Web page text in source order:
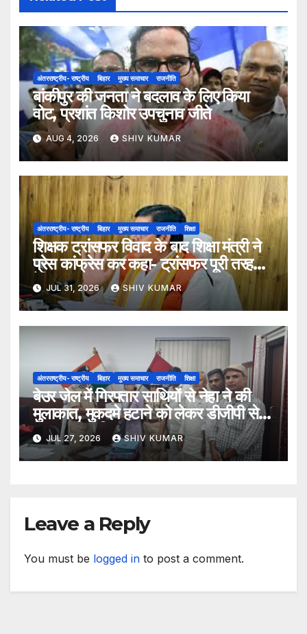
अंतरराष्ट्रीय- राष्ट्रीय बिहार मुख्य समाचार राजनीति
बांकीपुर की जनता ने बदलाव के लिए किया
वोट, प्रशांत किशोर उपचुनाव जीते
AUG 4, 2026 SHIV KUMAR
अंतरराष्ट्रीय- राष्ट्रीय बिहार मुख्य समाचार राजनीति शिक्षा
शिक्षक ट्रांसफर विवाद के बाद शिक्षा मंत्री ने
प्रेस कांफ्रेस कर कहा- ट्रांसफर पूरी तरह
ऐच्छिक
JUL 31, 2026 SHIV KUMAR
अंतरराष्ट्रीय- राष्ट्रीय बिहार मुख्य समाचार राजनीति शिक्षा
बेउर जेल में गिरफ्तार साथियों से नेहा ने की
मुलाकात, मुकदमे हटाने को लेकर डीजीपी से
मिला प्रतिनिधिमंडल
JUL 27, 2026 SHIV KUMAR
Leave a Reply
You must be logged in to post a comment.